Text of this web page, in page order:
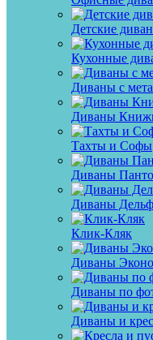
Детские
Кухонные
Диваны с
Диваны
Тахты и Софы
Диваны
Диваны
Клик-Кляк
Диваны
Диваны по
Диваны и